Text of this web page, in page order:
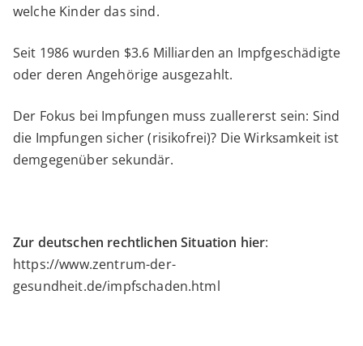
welche Kinder das sind.
Seit 1986 wurden $3.6 Milliarden an Impfgeschädigte
oder deren Angehörige ausgezahlt.
Der Fokus bei Impfungen muss zuallererst sein: Sind
die Impfungen sicher (risikofrei)? Die Wirksamkeit ist
demgegenüber sekundär.
Zur deutschen rechtlichen Situation hier:
https://www.zentrum-der-
gesundheit.de/impfschaden.html